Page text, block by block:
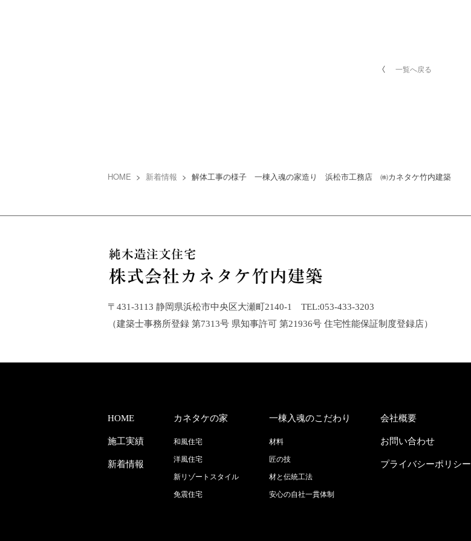
一覧へ戻る
HOME > 新着情報 > 解体工事の様子 一棟入魂の家造り 浜松市工務店 ㈱カネタケ竹内建築
〒431-3113 静岡県浜松市中央区大瀬町2140-1 TEL:053-433-3203
（建築士事務所登録 第7313号 県知事許可 第21936号 住宅性能保証制度登録店）
HOME
施工実績
新着情報
カネタケの家
和風住宅
洋風住宅
新リゾートスタイル
免震住宅
一棟入魂のこだわり
材料
匠の技
材と伝統工法
安心の自社一貫体制
会社概要
お問い合わせ
プライバシーポリシー